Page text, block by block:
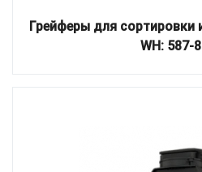
Грейферы для сортировки
WH: 587-